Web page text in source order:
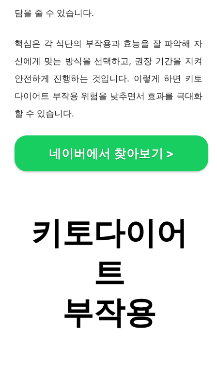
담을 줄 수 있습니다.
핵심은 각 식단의 부작용과 효능을 잘 파악해 자
신에게 맞는 방식을 선택하고, 권장 기간을 지켜
안전하게 진행하는 것입니다. 이렇게 하면 키토
다이어트 부작용 위험을 낮추면서 효과를 극대화
할 수 있습니다.
네이버에서 찾아보기 >